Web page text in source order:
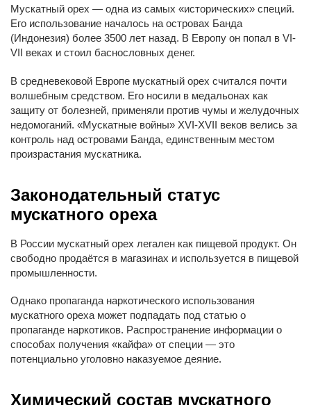
Мускатный орех — одна из самых «исторических» специй.
Его использование началось на островах Банда
(Индонезия) более 3500 лет назад. В Европу он попал в VI-
VII веках и стоил баснословных денег.
В средневековой Европе мускатный орех считался почти
волшебным средством. Его носили в медальонах как
защиту от болезней, применяли против чумы и желудочных
недомоганий. «Мускатные войны» XVI-XVII веков велись за
контроль над островами Банда, единственным местом
произрастания мускатника.
Законодательный статус
мускатного ореха
В России мускатный орех легален как пищевой продукт. Он
свободно продаётся в магазинах и используется в пищевой
промышленности.
Однако пропаганда наркотического использования
мускатного ореха может подпадать под статью о
пропаганде наркотиков. Распространение информации о
способах получения «кайфа» от специи — это
потенциально уголовно наказуемое деяние.
Химический состав мускатного